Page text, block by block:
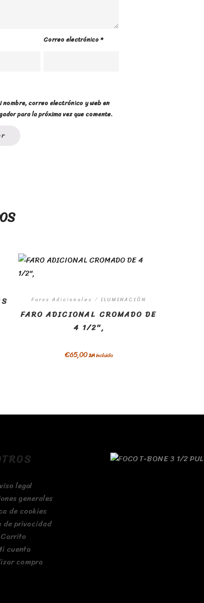
Correo electrónico*
nombre, correo electrónico y web en
para la próxima vez que comente.
Faros Adicionales / ILUMINACIÓN
FARO ADICIONAL CROMADO DE
4 1/2″,
€65,00IVA incluido
legal
generales
de cookies
de privacidad
Carrito
cuenta
compra